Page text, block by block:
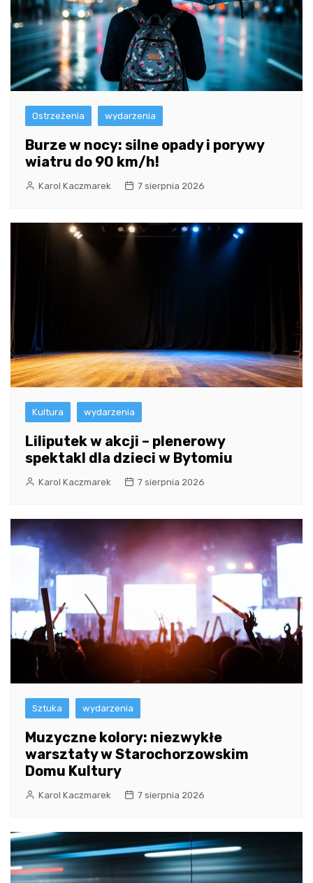
Ostrzeżenia wydarzenia
Burze w nocy: silne opady i porywy
wiatru do 90 km/h!
Karol Kaczmarek 7 sierpnia 2026
Kultura wydarzenia
Liliputek w akcji – plenerowy
spektakl dla dzieci w Bytomiu
Karol Kaczmarek 7 sierpnia 2026
Sztuka wydarzenia
Muzyczne kolory: niezwykłe
warsztaty w Starochorzowskim
Domu Kultury
Karol Kaczmarek 7 sierpnia 2026